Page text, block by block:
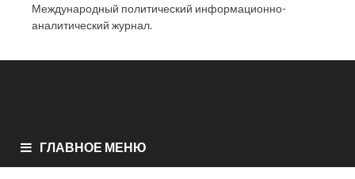
Международный политический информационно-
аналитический журнал.
ГЛАВНОЕ МЕНЮ